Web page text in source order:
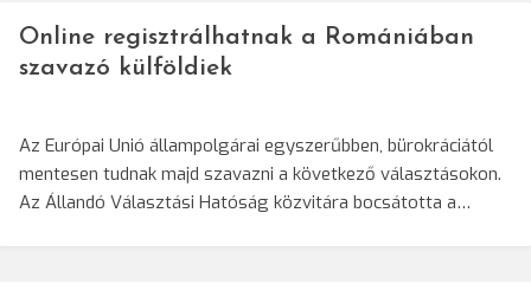
Online regisztrálhatnak a Romániában
szavazó külföldiek
Az Európai Unió állampolgárai egyszerűbben, bürokráciától
mentesen tudnak majd szavazni a következő választásokon.
Az Állandó Választási Hatóság közvitára bocsátotta a…